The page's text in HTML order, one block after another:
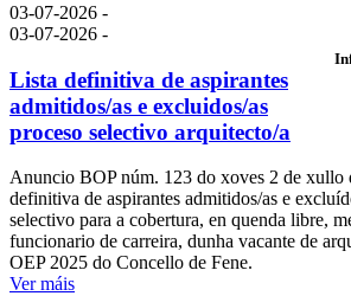
03-07-2026 -
03-07-2026 -
Lista definitiva de aspirantes
admitidos/as e excluidos/as
proceso selectivo arquitecto/a
Anuncio BOP núm. 123 do xoves 2 de xullo
definitiva de aspirantes admitidos/as e
selectivo para a cobertura, en quenda libre,
funcionario de carreira, dunha vacante de
OEP 2025 do Concello de Fene.
Ver máis